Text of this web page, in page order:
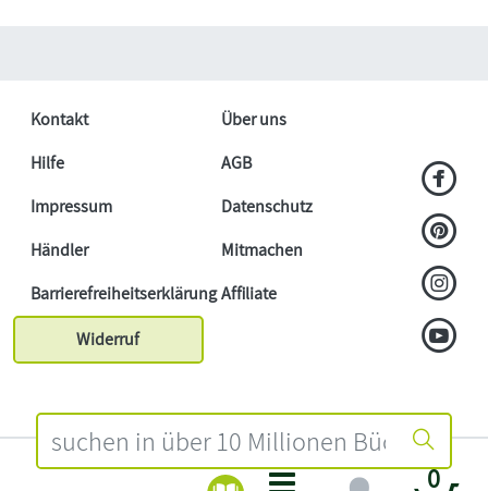
0
Kontakt
Über uns
Hilfe
AGB
Impressum
Datenschutz
Händler
Mitmachen
BarrierefreiheitserklärungAffiliate
Widerruf